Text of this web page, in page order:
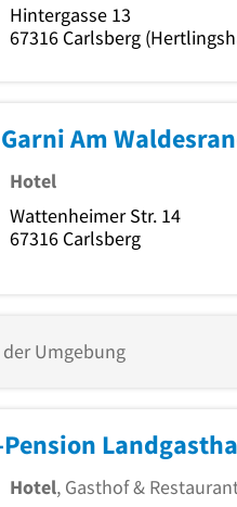
Hintergasse 13
67316 Carlsberg
Am
Hotel
Wattenheimer Str. 14
67316 Carlsberg
Umgebung
Hotel, Gasthof &